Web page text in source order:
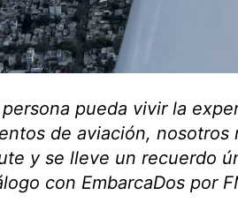
pueda vivir la
de aviación, nosotros
y se lleve un recuerdo
con EmbarcaDos por